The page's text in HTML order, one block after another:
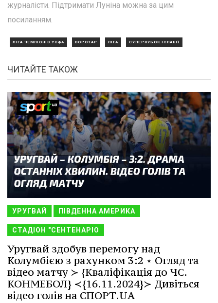
журналісти. Підтримати Луніна можна за цим
посиланням.
ЛІГА ЧЕМПІОНІВ УЄФА ВОРОТАР ЛІГА СУПЕРКУБОК ІСПАНІЇ
ЧИТАЙТЕ ТАКОЖ
УРУГВАЙ ПІВДЕННА АМЕРИКА
СТАДІОН "СЕНТЕНАРІО
Уругвай здобув перемогу над
Колумбією з рахунком 3:2 ⋆ Огляд та
відео матчу ≻ {Кваліфікація до ЧС.
КОНМЕБОЛ} ≺{16.11.2024}≻ Дивіться
відео голів на СПОРТ.UA